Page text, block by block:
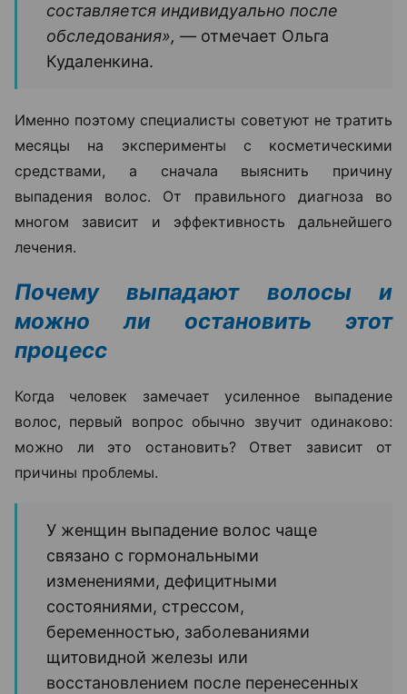
составляется индивидуально после
обследования», — отмечает Ольга
Кудаленкина.
Именно поэтому специалисты советуют не тратить
месяцы на эксперименты с косметическими
средствами, а сначала выяснить причину
выпадения волос. От правильного диагноза во
многом зависит и эффективность дальнейшего
лечения.
Почему выпадают волосы и
можно ли остановить этот
процесс
Когда человек замечает усиленное выпадение
волос, первый вопрос обычно звучит одинаково:
можно ли это остановить? Ответ зависит от
причины проблемы.
У женщин выпадение волос чаще
связано с гормональными
изменениями, дефицитными
состояниями, стрессом,
беременностью, заболеваниями
щитовидной железы или
восстановлением после перенесенных